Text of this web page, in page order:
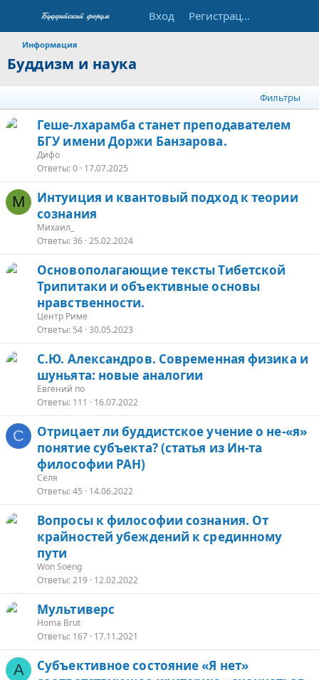
Вход Регистрация
Информация
Буддизм и наука
Фильтры
Геше-лхарамба станет преподавателем
БГУ имени Доржи Банзарова.
Дифо
Ответы 0 17.07.2025
М
Интуиция и квантовый подход к теории
сознания
Михаил_
Ответы 36 25.02.2024
Основополагающие тексты Тибетской
Трипитаки и объективные основы
нравственности.
Центр Риме
Ответы 54 30.05.2023
С.Ю. Александров. Современная физика и
шуньята: новые аналогии
Евгений по
Ответы 111 16.07.2022
С
Отрицает ли буддистское учение о не-«я»
понятие субъекта? (статья из Ин-та
философии РАН)
Селя
Ответы 45 14.06.2022
Вопросы к философии сознания. От
крайностей убеждений к срединному
пути
Won Soeng
Ответы 219 12.02.2022
Мультиверс
Homa Brut
Ответы 167 17.11.2021
А
Субъективное состояние «Я нет»